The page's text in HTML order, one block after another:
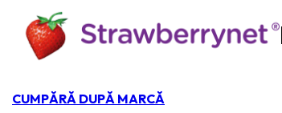
CUMPĂRĂ DUPĂ MARCĂ